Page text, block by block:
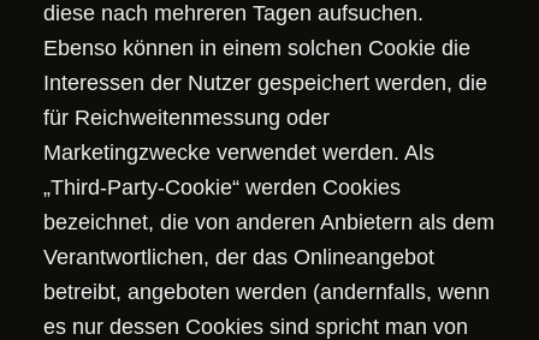
diese nach mehreren Tagen aufsuchen.
Ebenso können in einem solchen Cookie die
Interessen der Nutzer gespeichert werden, die
für Reichweitenmessung oder
Marketingzwecke verwendet werden. Als
„Third-Party-Cookie“ werden Cookies
bezeichnet, die von anderen Anbietern als dem
Verantwortlichen, der das Onlineangebot
betreibt, angeboten werden (andernfalls, wenn
es nur dessen Cookies sind spricht man von